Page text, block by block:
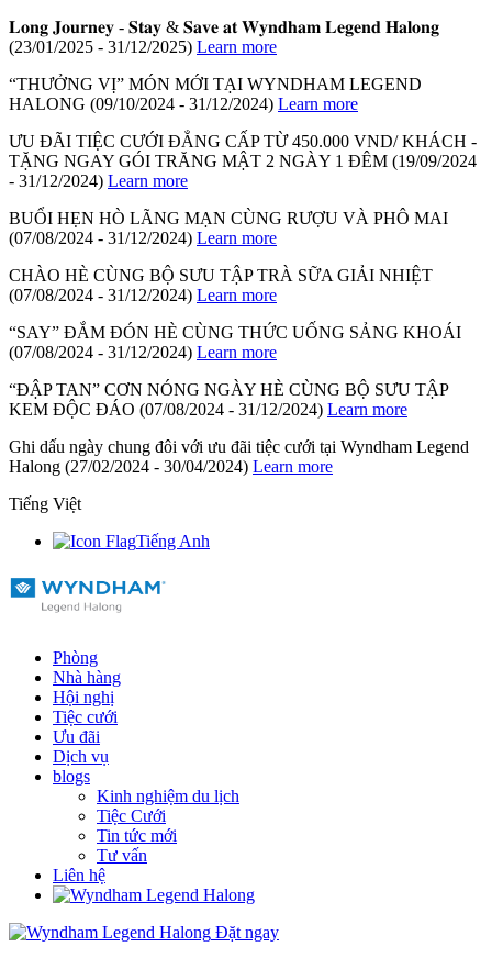
𝐋𝐨𝐧𝐠 𝐉𝐨𝐮𝐫𝐧𝐞𝐲 - 𝐒𝐭𝐚𝐲 & 𝐒𝐚𝐯𝐞 𝐚𝐭 𝐖𝐲𝐧𝐝𝐡𝐚𝐦 𝐋𝐞𝐠𝐞𝐧𝐝 𝐇𝐚𝐥𝐨𝐧𝐠
(23/01/2025 - 31/12/2025) Learn more
“THƯỞNG VỊ” MÓN MỚI TẠI WYNDHAM LEGEND
HALONG (09/10/2024 - 31/12/2024) Learn more
ƯU ĐÃI TIỆC CƯỚI ĐẲNG CẤP TỪ 450.000 VND/ KHÁCH -
TẶNG NGAY GÓI TRĂNG MẬT 2 NGÀY 1 ĐÊM (19/09/2024
- 31/12/2024) Learn more
BUỔI HẸN HÒ LÃNG MẠN CÙNG RƯỢU VÀ PHÔ MAI
(07/08/2024 - 31/12/2024) Learn more
CHÀO HÈ CÙNG BỘ SƯU TẬP TRÀ SỮA GIẢI NHIỆT
(07/08/2024 - 31/12/2024) Learn more
“SAY” ĐẮM ĐÓN HÈ CÙNG THỨC UỐNG SẢNG KHOÁI
(07/08/2024 - 31/12/2024) Learn more
“ĐẬP TAN” CƠN NÓNG NGÀY HÈ CÙNG BỘ SƯU TẬP
KEM ĐỘC ĐÁO (07/08/2024 - 31/12/2024) Learn more
Ghi dấu ngày chung đôi với ưu đãi tiệc cưới tại Wyndham Legend
Halong (27/02/2024 - 30/04/2024) Learn more
Tiếng Việt
Tiếng Anh
Phòng
Nhà hàng
Hội nghị
Tiệc cưới
Ưu đãi
Dịch vụ
blogs
Kinh nghiệm du lịch
Tiệc Cưới
Tin tức mới
Tư vấn
Liên hệ
Đặt ngay